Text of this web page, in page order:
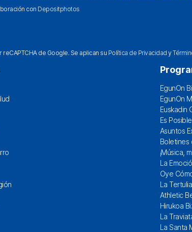
con Depositphotos
de Google. Se aplican su Política de Privacidad y
EgunOn
EgunOn
Euskadin
Es Posible
Asuntos
Boletines
¡Música,
La
Oye
La
Athletic
Hirukoa
La
La Santa